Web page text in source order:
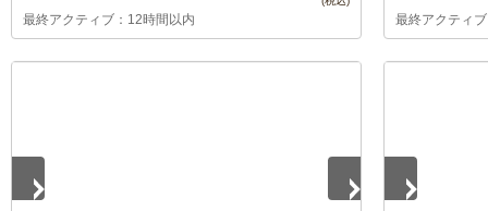
最終アクティブ：12時間以内 最終アクティ